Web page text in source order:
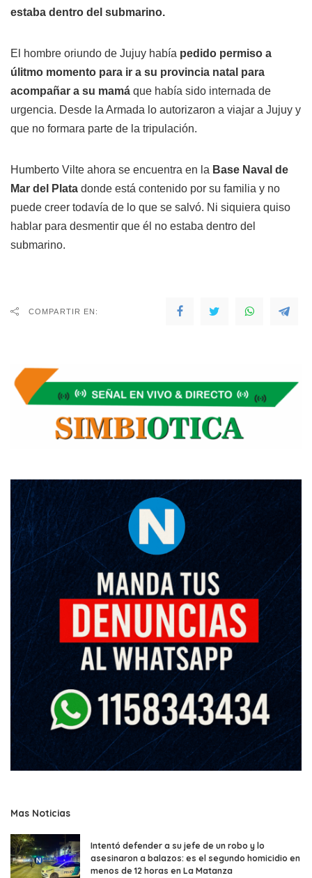
estaba dentro del submarino.
El hombre oriundo de Jujuy había pedido permiso a
úlitmo momento para ir a su provincia natal para
acompañar a su mamá que había sido internada de
urgencia. Desde la Armada lo autorizaron a viajar a Jujuy y
que no formara parte de la tripulación.
Humberto Vilte ahora se encuentra en la Base Naval de
Mar del Plata donde está contenido por su familia y no
puede creer todavía de lo que se salvó. Ni siquiera quiso
hablar para desmentir que él no estaba dentro del
submarino.
COMPARTIR EN:
Mas Noticias
Intentó defender a su jefe de un robo y lo
asesinaron a balazos: es el segundo homicidio en
menos de 12 horas en La Matanza